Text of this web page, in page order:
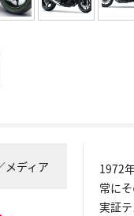
メディア
1972
常に
実証